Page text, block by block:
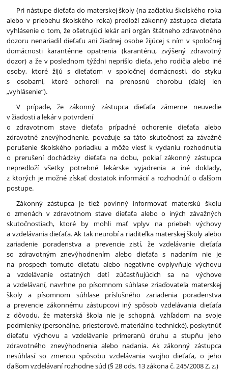
Pri nástupe dieťaťa do materskej školy (na začiatku školského roka
alebo v priebehu školského roka) predloží zákonný zástupca dieťaťa
vyhlásenie o tom, že ošetrujúci lekár ani orgán štátneho zdravotného
dozoru nenariadil dieťaťu ani žiadnej osobe žijúcej s ním v spoločnej
domácnosti karanténne opatrenia (karanténu, zvýšený zdravotný
dozor) a že v poslednom týždni neprišlo dieťa, jeho rodičia alebo iné
osoby, ktoré žijú s dieťaťom v spoločnej domácnosti, do styku
s osobami, ktoré ochoreli na prenosnú chorobu (ďalej len
„vyhlásenie“).
V prípade, že zákonný zástupca dieťaťa zámerne neuvedie
v žiadosti a lekár v potvrdení
o zdravotnom stave dieťaťa prípadné ochorenie dieťaťa alebo
zdravotné znevýhodnenie, považuje sa táto skutočnosť za závažné
porušenie školského poriadku a môže viesť k vydaniu rozhodnutia
o prerušení dochádzky dieťaťa na dobu, pokiaľ zákonný zástupca
nepredloží všetky potrebné lekárske vyjadrenia a iné doklady,
z ktorých je možné získať dostatok informácií a rozhodnúť o ďalšom
postupe.
Zákonný zástupca je tiež povinný informovať materskú školu
o zmenách v zdravotnom stave dieťaťa alebo o iných závažných
skutočnostiach, ktoré by mohli mať vplyv na priebeh výchovy
a vzdelávania dieťaťa. Ak tak neurobí a riaditeľka materskej školy alebo
zariadenie poradenstva a prevencie zistí, že vzdelávanie dieťaťa
so zdravotným znevýhodnením alebo dieťaťa s nadaním nie je
na prospech tomuto dieťaťu alebo negatívne ovplyvňuje výchovu
a vzdelávanie ostatných detí zúčastňujúcich sa na výchove
a vzdelávaní, navrhne po písomnom súhlase zriaďovateľa materskej
školy a písomnom súhlase príslušného zariadenia poradenstva
a prevencie zákonnému zástupcovi iný spôsob vzdelávania dieťaťa
z dôvodu, že materská škola nie je schopná, vzhľadom na svoje
podmienky (personálne, priestorové, materiálno-technické), poskytnúť
dieťaťu výchovu a vzdelávanie primeranú druhu a stupňu jeho
zdravotného znevýhodnenia alebo nadania. Ak zákonný zástupca
nesúhlasí so zmenou spôsobu vzdelávania svojho dieťaťa, o jeho
ďalšom vzdelávaní rozhodne súd (§ 28 ods. 13 zákona č. 245/2008 Z. z.)